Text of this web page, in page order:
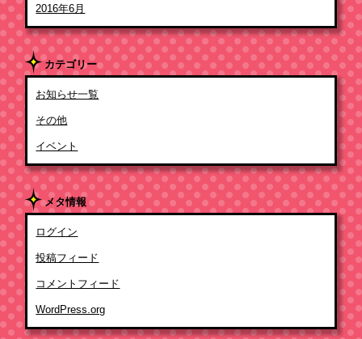
2016年6月
カテゴリー
お知らせ一覧
その他
イベント
メタ情報
ログイン
投稿フィード
コメントフィード
WordPress.org